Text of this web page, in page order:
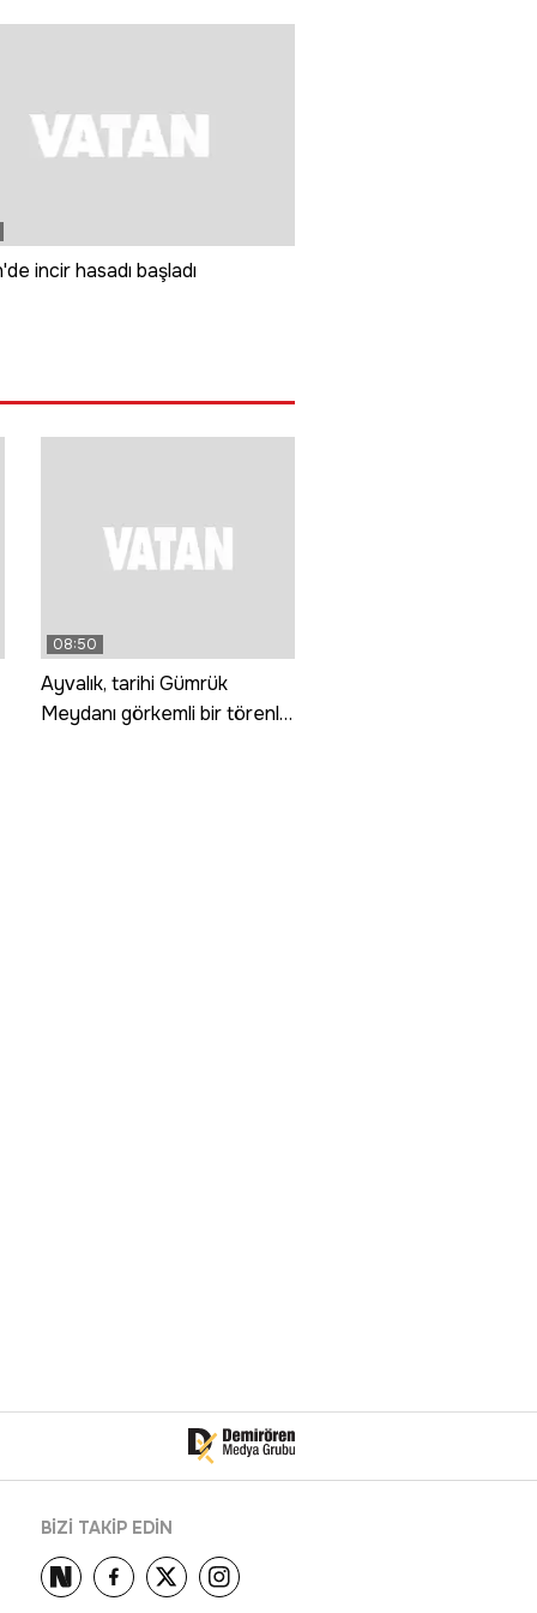
incir hasadı başladı
08:50
Ayvalık, tarihi Gümrük
Meydanı görkemli bir törenle
BİZİ TAKİP EDİN